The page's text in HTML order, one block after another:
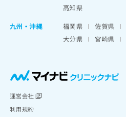
高知県
九州・沖縄
福岡県 佐賀県
大分県
宮崎県
運営会社
利用規約